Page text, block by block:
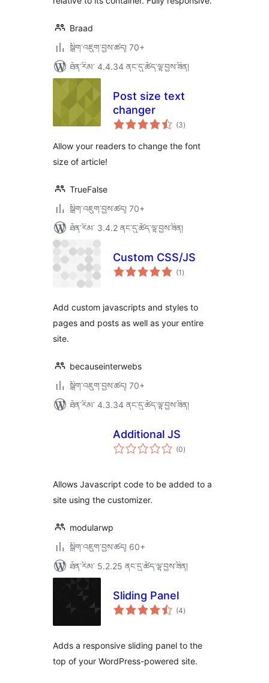
Braad
སྒྲིག་འཇུག་བྱས་ཚད། 70+
ཐོན་རིམ་ 4.4.34 ནང་དུ་ཚོད་ལྟ་བྱས་ཟིན།
Post size text
changer
(3གདེང་
འཇོག་
ཚང་།
)
Allow your readers to change the font
size of article!
TrueFalse
སྒྲིག་འཇུག་བྱས་ཚད། 70+
ཐོན་རིམ་ 3.4.2 ནང་དུ་ཚོད་ལྟ་བྱས་ཟིན།
Custom CSS/JS
(1 གདེང་
འཇོག་
)
Add custom javascripts and styles to
pages and posts as well as your entire
site.
becauseinterwebs
སྒྲིག་འཇུག་བྱས་ཚད། 70+
ཐོན་རིམ་ 4.3.34 ནང་དུ་ཚོད་ལྟ་བྱས་ཟིན།
Additional JS
(0གདེང་
འཇོག་
)
Allows Javascript code to be added to a
site using the customizer.
modularwp
སྒྲིག་འཇུག་བྱས་ཚད། 60+
ཐོན་རིམ་ 5.2.25 ནང་དུ་ཚོད་ལྟ་བྱས་ཟིན།
Sliding Panel
(4གདེང་
འཇོག་
)
Adds a responsive sliding panel to the
top of your WordPress-powered site.